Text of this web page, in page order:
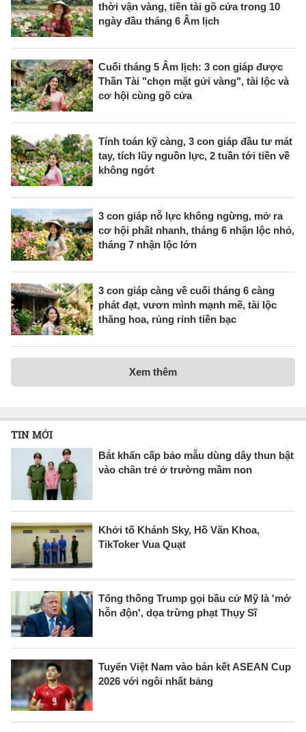
thời vận vàng, tiền tài gõ cửa trong 10
ngày đầu tháng 6 Âm lịch
Cuối tháng 5 Âm lịch: 3 con giáp được
Thần Tài "chọn mặt gửi vàng", tài lộc và
cơ hội cùng gõ cửa
Tính toán kỹ càng, 3 con giáp đầu tư mát
tay, tích lũy nguồn lực, 2 tuần tới tiền về
không ngớt
3 con giáp nỗ lực không ngừng, mở ra
cơ hội phất nhanh, tháng 6 nhận lộc nhỏ,
tháng 7 nhận lộc lớn
3 con giáp càng về cuối tháng 6 càng
phát đạt, vươn mình mạnh mẽ, tài lộc
thăng hoa, rủng rỉnh tiền bạc
Xem thêm
TIN MỚI
Bắt khẩn cấp bảo mẫu dùng dây thun bật
vào chân trẻ ở trường mầm non
Khởi tố Khánh Sky, Hồ Văn Khoa,
TikToker Vua Quạt
Tổng thống Trump gọi bầu cử Mỹ là 'mớ
hỗn độn', dọa trừng phạt Thụy Sĩ
Tuyển Việt Nam vào bán kết ASEAN Cup
2026 với ngôi nhất bảng